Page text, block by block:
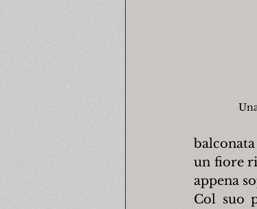
un fiore
appena
Col suo